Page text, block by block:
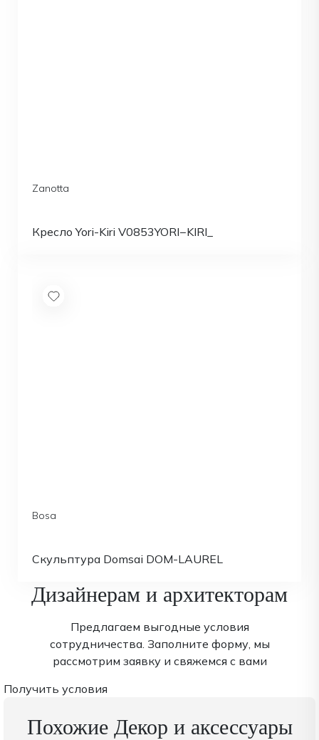
Zanotta
Кресло Yori-Kiri V0853YORI−KIRI_
Bosa
Скульптура Domsai DOM-LAUREL
Дизайнерам и архитекторам
Предлагаем выгодные условия
сотрудничества. Заполните форму, мы
рассмотрим заявку и свяжемся с вами
Получить условия
Похожие Декор и аксессуары